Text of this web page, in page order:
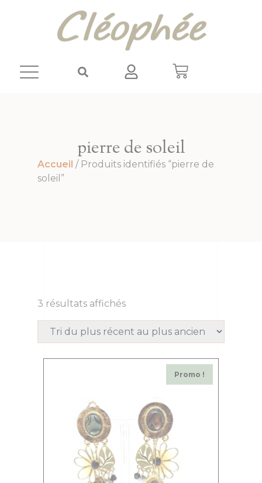
pierre de soleil
Accueil / Produits identifiés “pierre de
soleil”
3 résultats affichés
Promo !